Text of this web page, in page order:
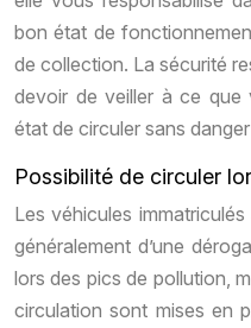
bon état de
de collection. La sécurité
devoir de veiller à ce que
état de circuler sans
Possibilité de circuler
Les véhicules
généralement d’une
lors des pics de pollution,
circulation sont mises en